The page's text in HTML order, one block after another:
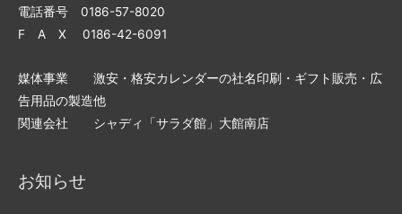
電話番号 0186-57-8020
F A X 0186-42-6091
媒体事業 激安・格安カレンダーの社名印刷・ギフト販売・広
告用品の製造他
関連会社 シャディ「サラダ館」大館南店
お知らせ